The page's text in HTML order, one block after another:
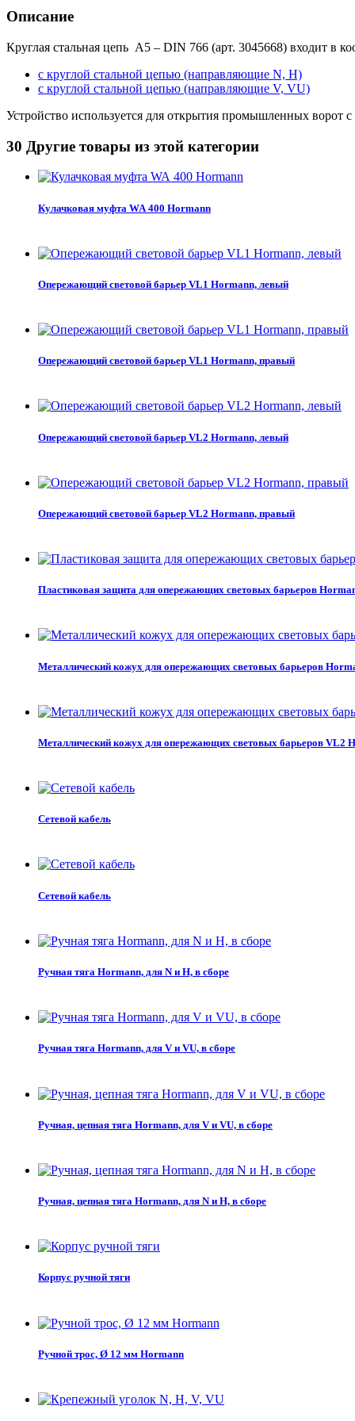
Описание
Круглая стальная цепь A5 – DIN 766 (арт. 3045668) входит в
с круглой стальной цепью (направляющие N, H)
с круглой стальной цепью (направляющие V, VU)
Устройство используется для открытия промышленных
30 Другие товары из этой категории
Кулачковая муфта WA 400 Hormann
Опережающий световой барьер VL1 Hormann, левый
Опережающий световой барьер VL1 Hormann, правый
Опережающий световой барьер VL2 Hormann, левый
Опережающий световой барьер VL2 Hormann, правый
Пластиковая защита для опережающих световых барьеров
Металлический кожух для опережающих световых барьеров
Металлический кожух для опережающих световых барьеров VL2
Сетевой кабель
Сетевой кабель
Ручная тяга Hormann, для N и H, в сборе
Ручная тяга Hormann, для V и VU, в сборе
Ручная, цепная тяга Hormann, для V и VU, в сборе
Ручная, цепная тяга Hormann, для N и H, в сборе
Корпус ручной тяги
Ручной трос, Ø 12 мм Hormann